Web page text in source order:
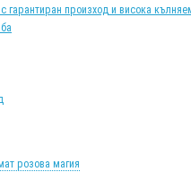
гарантиран произход и висока
розова магия